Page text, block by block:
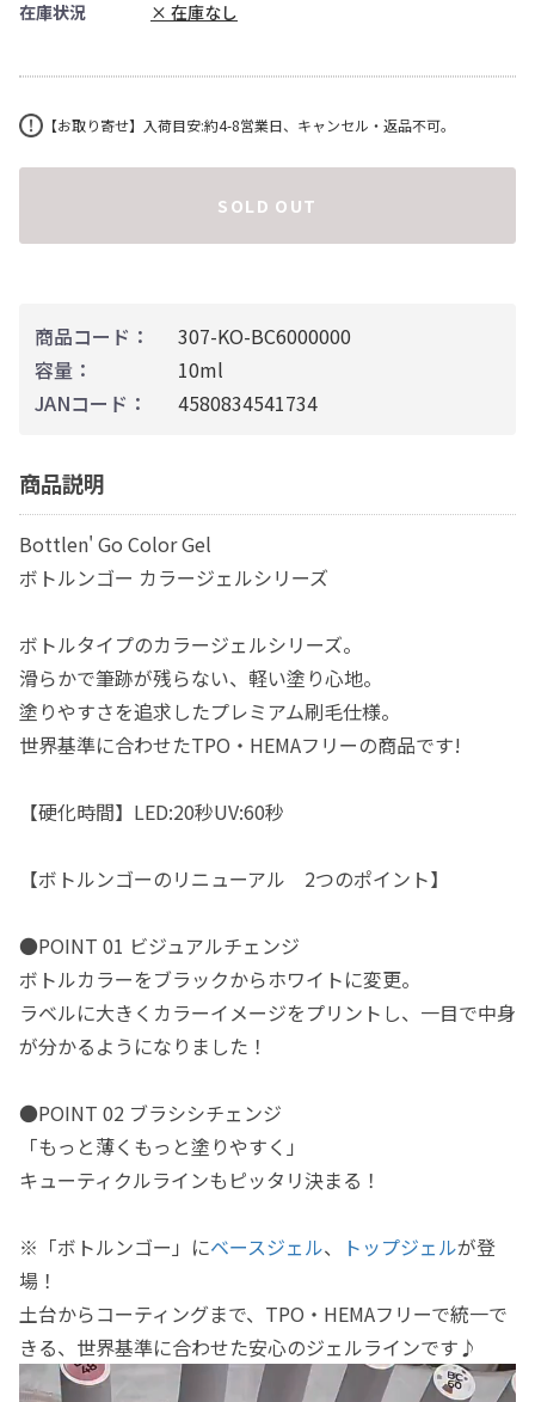
商品コード：
307-KO-BC6000000
容量：
10ml
JANコード：
4580834541734
商品説明
Bottlen' Go Color Gel
ボトルンゴー カラージェルシリーズ
ボトルタイプのカラージェルシリーズ。
滑らかで筆跡が残らない、軽い塗り心地。
塗りやすさを追求したプレミアム刷毛仕様。
世界基準に合わせたTPO・HEMAフリーの商品です!
【硬化時間】LED:20秒UV:60秒
【ボトルンゴーのリニューアル 2つのポイント】
●POINT 01 ビジュアルチェンジ
ボトルカラーをブラックからホワイトに変更。
ラベルに大きくカラーイメージをプリントし、一目で中身
が分かるようになりました！
●POINT 02 ブラシシチェンジ
「もっと薄くもっと塗りやすく」
キューティクルラインもピッタリ決まる！
※「ボトルンゴー」にベースジェル、 トップジェルが登
場！
土台からコーティングまで、TPO・HEMAフリーで統一で
きる、世界基準に合わせた安心のジェルラインです♪
在庫状況 × 在庫なし
【お取り寄せ】入荷目安:約4-8営業日、キャンセル・返品不可。
SOLD OUT